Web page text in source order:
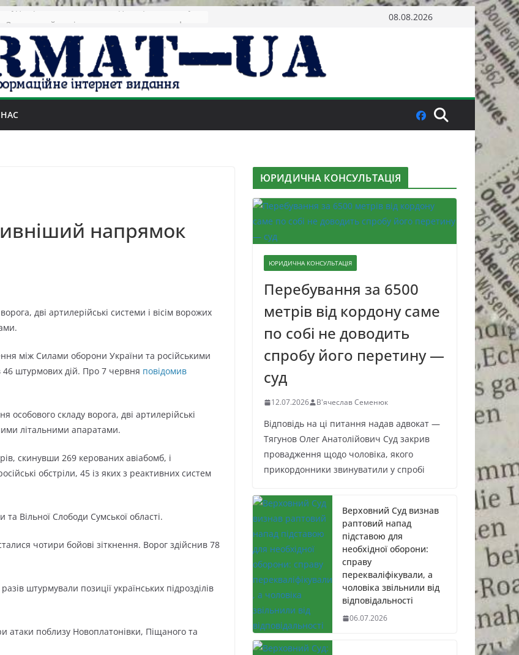
08.08.2026
напрямок
дві артилерійські системи і вісім ворожих
між Силами оборони України та російськими
46 штурмових дій. Про 7 червня повідомив
складу ворога, дві артилерійські
літальними апаратами.
скинувши 269 керованих авіабомб, і
обстріли, 45 із яких з реактивних систем
Вільної Слободи Сумської області.
чотири бойові зіткнення. Ворог здійснив 78
штурмували позиції українських підрозділів
атаки поблизу Новоплатонівки, Піщаного та
ЮРИДИЧНА КОНСУЛЬТАЦІЯ
ЮРИДИЧНА КОНСУЛЬТАЦІЯ
Перебування за 6500
метрів від кордону саме
по собі не доводить
спробу його перетину —
суд
12.07.2026 В'ячеслав Семенюк
Відповідь на ці питання надав адвокат —
Тягунов Олег Анатолійович Суд закрив
провадження щодо чоловіка, якого
прикордонники звинуватили у спробі
Верховний Суд визнав
раптовий напад
підставою для
необхідної оборони:
справу
перекваліфікували, а
чоловіка звільнили від
відповідальності
06.07.2026